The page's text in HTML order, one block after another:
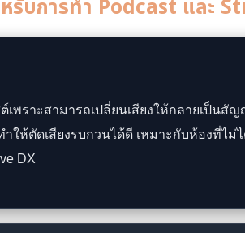
รับการทำ Podcast และ
พราะสามารถเปลี่ยนเสียงให้กลายเป็นสั
ให้ตัดเสียงรบกวนได้ดี เหมาะกับห้องที่ไ
DX